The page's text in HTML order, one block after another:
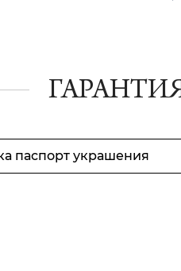
паспорт украшения